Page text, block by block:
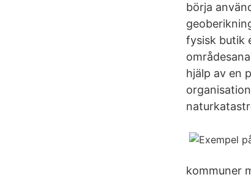
börja
fysisk butik
hjälp av en
kommuner